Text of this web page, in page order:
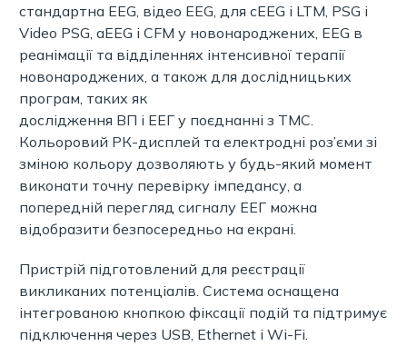
стандартна EEG, відео EEG, для cEEG і LTM, PSG і
Video PSG, aEEG і CFM у новонароджених, EEG в
реанімації та відділеннях інтенсивної терапії
новонароджених, а також для дослідницьких
програм, таких як
дослідження ВП і ЕЕГ у поєднанні з ТМС.
Кольоровий РК-дисплей та електродні роз’єми зі
зміною кольору дозволяють у будь-який момент
виконати точну перевірку імпедансу, а
попередній перегляд сигналу ЕЕГ можна
відобразити безпосередньо на екрані.
Пристрій підготовлений для реєстрації
викликаних потенціалів. Система оснащена
інтегрованою кнопкою фіксації подій та підтримує
підключення через USB, Ethernet і Wi-Fi.